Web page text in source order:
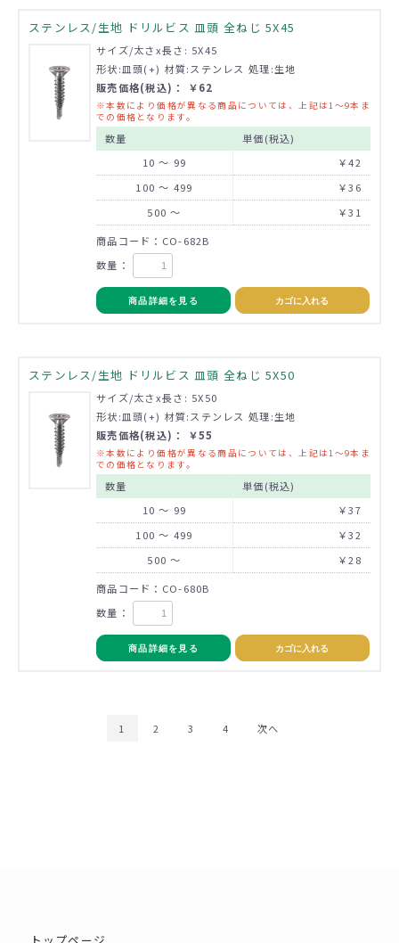
ステンレス/生地 ドリルビス 皿頭 全ねじ 5X45
サイズ/太さx長さ: 5X45
形状:皿頭(+) 材質:ステンレス 処理:生地
販売価格(税込)： ￥62
※本数により価格が異なる商品については、上記は1～9本ま
での価格となります。
数量
単価(税込)
10 ～ 99
￥42
100 ～ 499
￥36
500 ～
￥31
商品コード：CO-682B
数量：
商品詳細を見る カゴに入れる
ステンレス/生地 ドリルビス 皿頭 全ねじ 5X50
サイズ/太さx長さ: 5X50
形状:皿頭(+) 材質:ステンレス 処理:生地
販売価格(税込)： ￥55
※本数により価格が異なる商品については、上記は1～9本ま
での価格となります。
数量
単価(税込)
10 ～ 99
￥37
100 ～ 499
￥32
500 ～
￥28
商品コード：CO-680B
数量：
商品詳細を見る カゴに入れる
1 2 3 4 次へ